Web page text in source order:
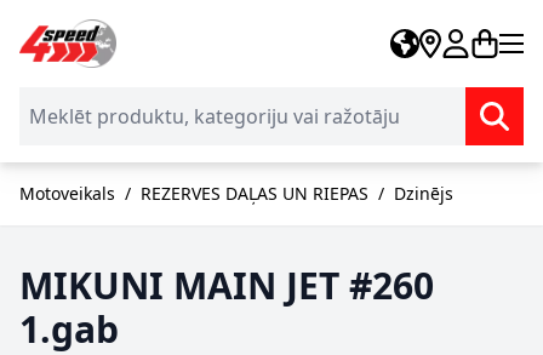
Skip to Content
Motoveikals / REZERVES DAĻAS UN RIEPAS / Dzinējs
MIKUNI MAIN JET #260
1.gab